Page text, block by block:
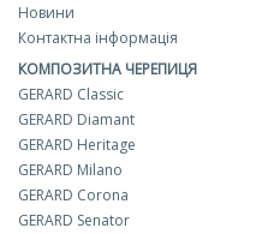
Новини
Контактна інформація
КОМПОЗИТНА ЧЕРЕПИЦЯ
GERARD Classic
GERARD Diamant
GERARD Heritage
GERARD Milano
GERARD Corona
GERARD Senator